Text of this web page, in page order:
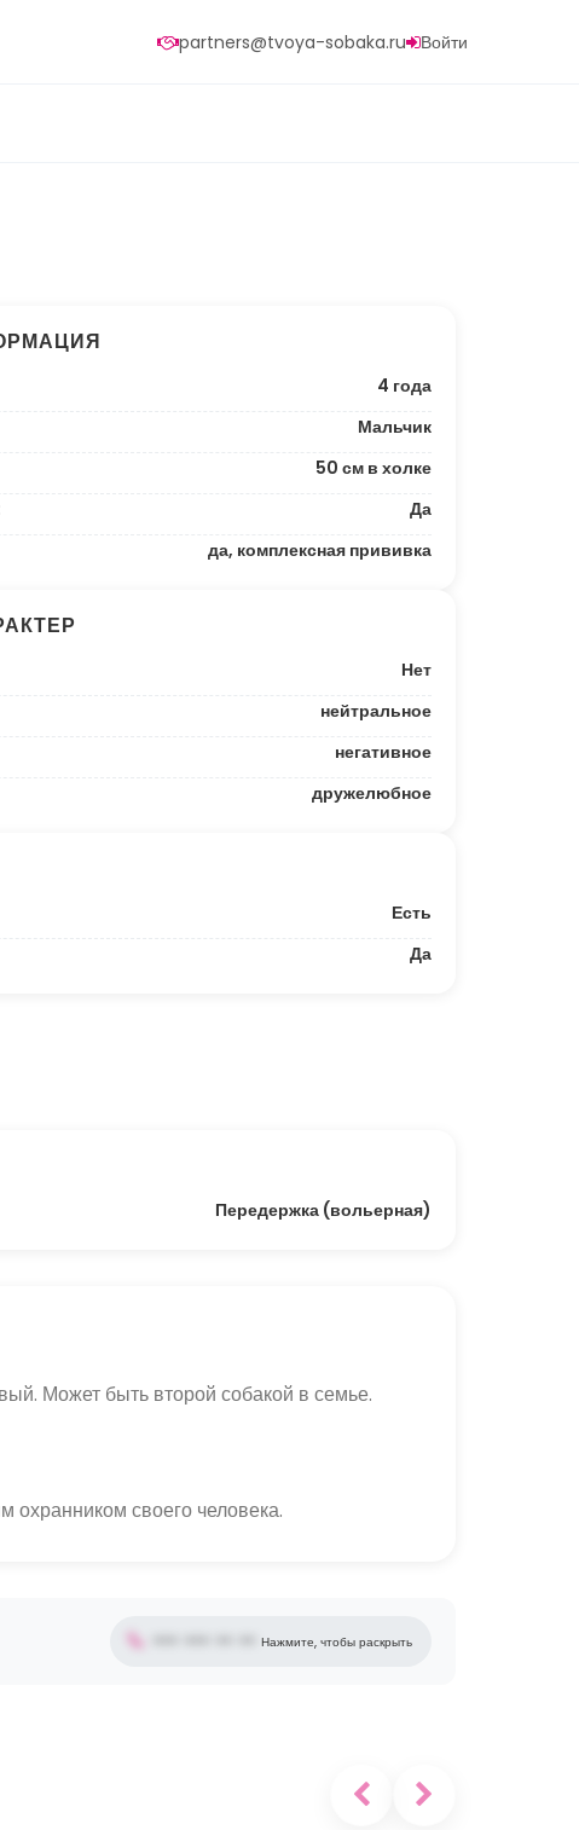
partners@tvoya-sobaka.ru Войти
4 года
Мальчик
50 см в холке
Да
да, комплексная прививка
Нет
нейтральное
негативное
дружелюбное
Есть
Да
Передержка (вольерная)
Может быть второй собакой в семье.
охранником своего человека.
Нажмите, чтобы раскрыть